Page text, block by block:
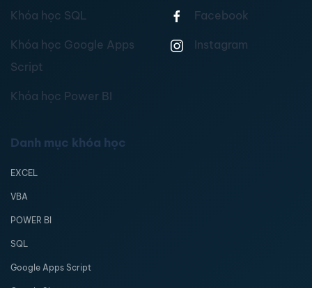
Khóa học SQL
Khóa học Google Apps
Script
Khóa học Power BI
Facebook
Instagram
Danh mục khóa học
EXCEL
VBA
POWER BI
SQL
Google Apps Script